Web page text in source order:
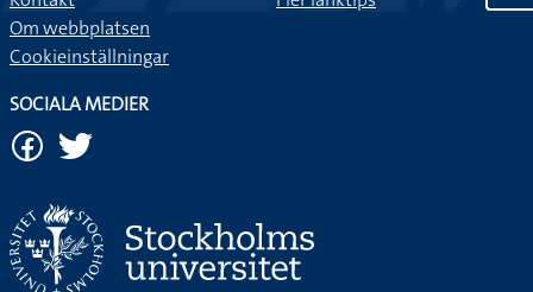
Om webbplatsen
Cookieinställningar
SOCIALA MEDIER